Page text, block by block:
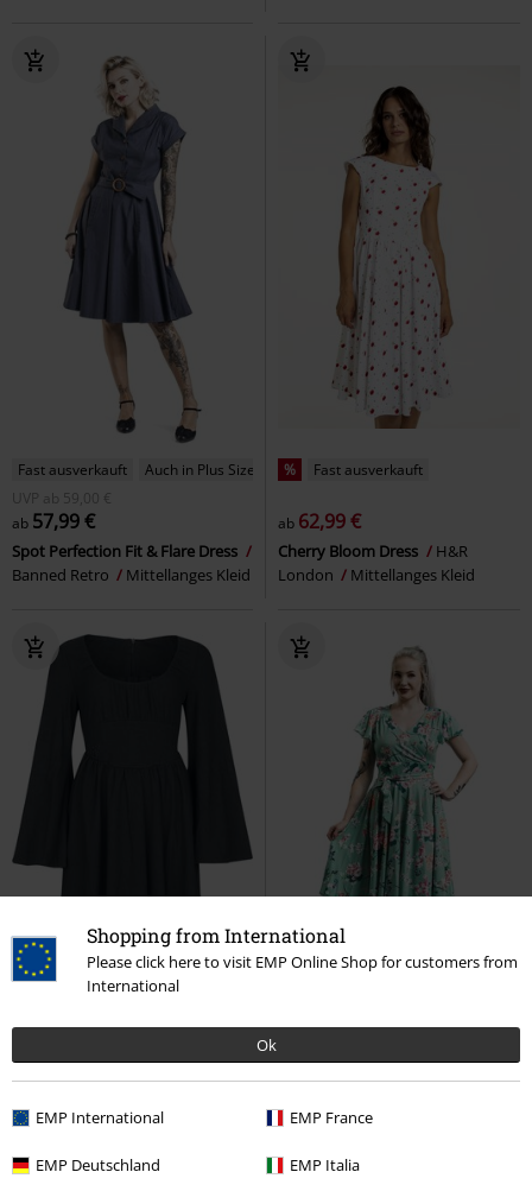
Shopping from International
Please click here to visit EMP Online Shop for customers from
International
Ok
EMP International EMP France
EMP Deutschland EMP Italia
Fast ausverkauft
Auch in Plus Size
UVP
ab
59,00 €
ab 57,99 €
Spot Perfection Fit & Flare Dress
Banned Retro
Mittellanges Kleid
% Fast ausverkauft
ab 62,99 €
Cherry Bloom Dress
H&R
London
Mittellanges Kleid
49,99 €
by KILLSTAR
Mittellanges Kleid
UVPab80,99 €
ab62,99 €
Kurzes Kleid